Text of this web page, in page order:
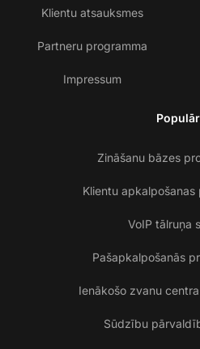
Klientu atsauksmes
Partneru programma
Impressum
Zināšanu bāzes
Klientu apkalpošanas
VoIP tālruņa
Pašapkalpošanās
Ienākošo zvanu
Sūdzību